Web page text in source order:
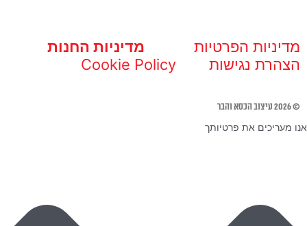
מדיניות הפרטיות
מדיניות החנות
הצהרת נגישות
Cookie Policy
© 2026 עיצוב הכסא והבר
אנו מעריכים את פרטיותך